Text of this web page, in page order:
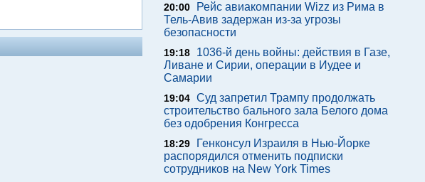
20:00
Рейс авиакомпании Wizz из Рима в
Тель-Авив задержан из-за угрозы
безопасности
19:18
1036-й день войны: действия в Газе,
Ливане и Сирии, операции в Иудее и
Самарии
19:04 Суд запретил Трампу продолжать
строительство бального зала Белого дома
без одобрения Конгресса
18:29
Генконсул Израиля в Нью-Йорке
распорядился отменить подписки
сотрудников на New York Times